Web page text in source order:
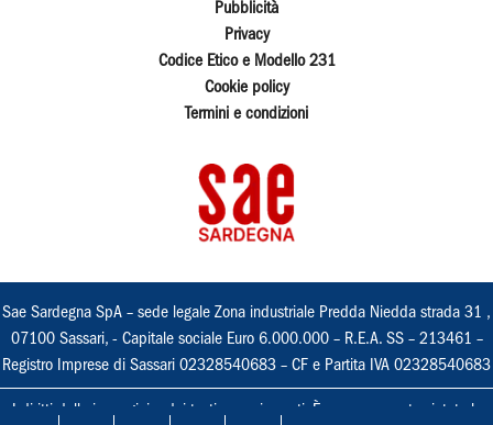
Pubblicità
Privacy
Codice Etico e Modello 231
Cookie policy
Termini e condizioni
Sae Sardegna SpA – sede legale Zona industriale Predda Niedda strada 31 ,
07100 Sassari, - Capitale sociale Euro 6.000.000 – R.E.A. SS – 213461 –
Registro Imprese di Sassari 02328540683 – CF e Partita IVA 02328540683
I diritti delle immagini e dei testi sono riservati. È espressamente vietata la